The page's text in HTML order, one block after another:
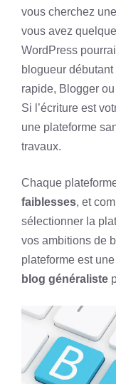
vous cherchez
vous avez
WordPress
blogueur
rapide, Blogger
Si l’écriture est
une plateforme
travaux.
Chaque
faiblesses, et
sélectionner la
vos ambitions de
plateforme est
blog généraliste